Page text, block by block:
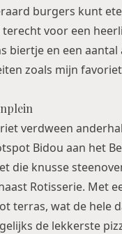
burgers kunt
voor een
biertje en een aantal
zoals mijn
verdween
Bidou aan het
die knusse
Rotisserie. Met
terras, wat de hele
de lekkerste